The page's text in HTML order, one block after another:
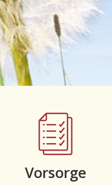
Vorsorge